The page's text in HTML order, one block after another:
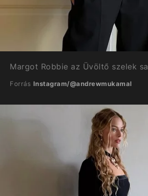
Margot Robbie az Üvöltő szelek
Forrás Instagram/@andrewmukamal